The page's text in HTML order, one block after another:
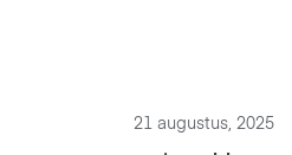
21 augustus, 2025